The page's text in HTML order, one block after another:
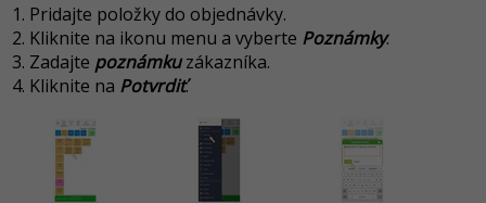
Pridajte položky do objednávky.
Kliknite na ikonu menu a vyberte Poznámky.
Zadajte poznámkuzákazníka.
Kliknite na Potvrdiť.